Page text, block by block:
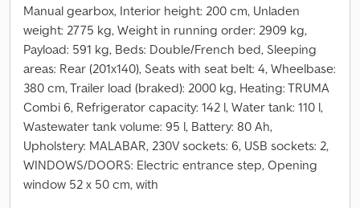
Manual gearbox, Interior height: 200 cm, Unladen
weight: 2775 kg, Weight in running order: 2909 kg,
Payload: 591 kg, Beds: Double/French bed, Sleeping
areas: Rear (201x140), Seats with seat belt: 4, Wheelbase:
380 cm, Trailer load (braked): 2000 kg, Heating: TRUMA
Combi 6, Refrigerator capacity: 142 l, Water tank: 110 l,
Wastewater tank volume: 95 l, Battery: 80 Ah,
Upholstery: MALABAR, 230V sockets: 6, USB sockets: 2,
WINDOWS/DOORS: Electric entrance step, Opening
window 52 x 50 cm, with